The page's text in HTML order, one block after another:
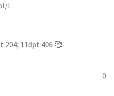
0
L
204; 11dpt 406 🥰